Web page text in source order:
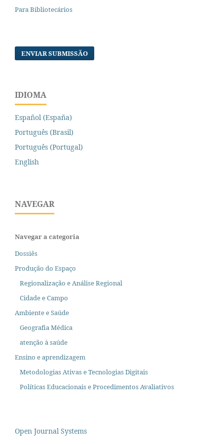
Para Bibliotecários
ENVIAR SUBMISSÃO
IDIOMA
Español (España)
Português (Brasil)
Português (Portugal)
English
NAVEGAR
Navegar a categoria
Dossiês
Produção do Espaço
Regionalização e Análise Regional
Cidade e Campo
Ambiente e Saúde
Geografia Médica
atenção à saúde
Ensino e aprendizagem
Metodologias Ativas e Tecnologias Digitais
Políticas Educacionais e Procedimentos Avaliativos
Open Journal Systems